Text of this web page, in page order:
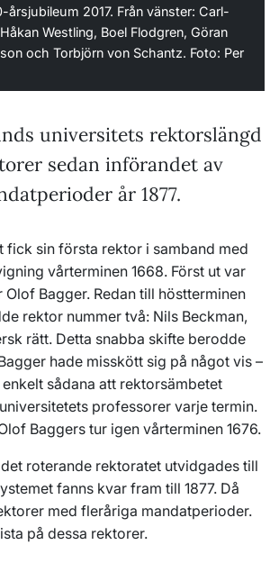
årsjubileum 2017. Från vänster: Carl-
Westling, Boel Flodgren, Göran
och Torbjörn von Schantz. Foto: Per
universitets rektorslängd
sedan införandet av
år 1877.
fick sin första rektor i samband med
vårterminen 1668. Först ut var
Bagger. Redan till höstterminen
rektor nummer två: Nils Beckman,
rätt. Detta snabba skifte berodde
hade misskött sig på något vis –
sådana att rektorsämbetet
professorer varje termin.
Baggers tur igen vårterminen 1676.
roterande rektoratet utvidgades till
fanns kvar fram till 1877. Då
med fleråriga mandatperioder.
på dessa rektorer.